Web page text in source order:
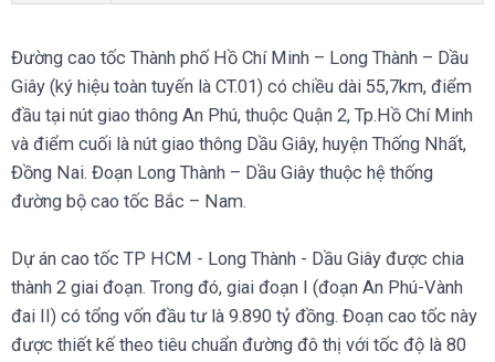
Đường cao tốc Thành phố Hồ Chí Minh – Long Thành – Dầu
Giây (ký hiệu toàn tuyến là CT.01) có chiều dài 55,7km, điểm
đầu tại nút giao thông An Phú, thuộc Quận 2, Tp.Hồ Chí Minh
và điểm cuối là nút giao thông Dầu Giây, huyện Thống Nhất,
Đồng Nai. Đoạn Long Thành – Dầu Giây thuộc hệ thống
đường bộ cao tốc Bắc – Nam.
Dự án cao tốc TP HCM - Long Thành - Dầu Giây được chia
thành 2 giai đoạn. Trong đó, giai đoạn I (đoạn An Phú-Vành
đai II) có tổng vốn đầu tư là 9.890 tỷ đồng. Đoạn cao tốc này
được thiết kế theo tiêu chuẩn đường đô thị với tốc độ là 80